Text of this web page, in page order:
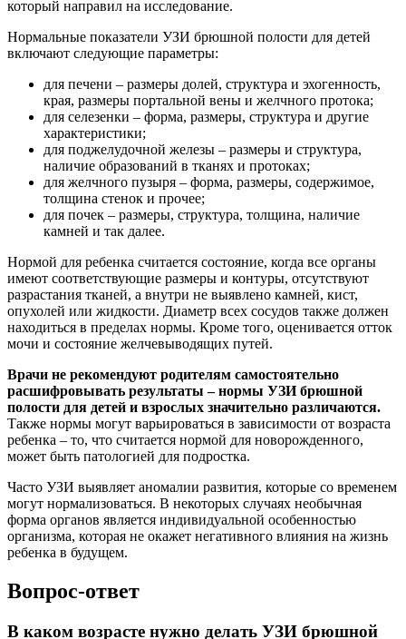
который направил на исследование.
Нормальные показатели УЗИ брюшной полости для детей
включают следующие параметры:
для печени – размеры долей, структура и эхогенность,
края, размеры портальной вены и желчного протока;
для селезенки – форма, размеры, структура и другие
характеристики;
для поджелудочной железы – размеры и структура,
наличие образований в тканях и протоках;
для желчного пузыря – форма, размеры, содержимое,
толщина стенок и прочее;
для почек – размеры, структура, толщина, наличие
камней и так далее.
Нормой для ребенка считается состояние, когда все органы
имеют соответствующие размеры и контуры, отсутствуют
разрастания тканей, а внутри не выявлено камней, кист,
опухолей или жидкости. Диаметр всех сосудов также должен
находиться в пределах нормы. Кроме того, оценивается отток
мочи и состояние желчевыводящих путей.
Врачи не рекомендуют родителям самостоятельно
расшифровывать результаты – нормы УЗИ брюшной
полости для детей и взрослых значительно различаются.
Также нормы могут варьироваться в зависимости от возраста
ребенка – то, что считается нормой для новорожденного,
может быть патологией для подростка.
Часто УЗИ выявляет аномалии развития, которые со временем
могут нормализоваться. В некоторых случаях необычная
форма органов является индивидуальной особенностью
организма, которая не окажет негативного влияния на жизнь
ребенка в будущем.
Вопрос-ответ
В каком возрасте нужно делать УЗИ брюшной